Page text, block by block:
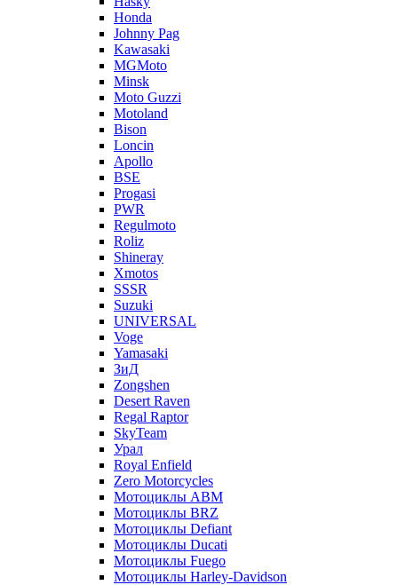
Honda
Johnny Pag
Kawasaki
MGMoto
Minsk
Moto Guzzi
Motoland
Bison
Loncin
Apollo
BSE
Progasi
PWR
Regulmoto
Roliz
Shineray
Xmotos
SSSR
Suzuki
UNIVERSAL
Voge
Yamasaki
ЗиД
Zongshen
Desert Raven
Regal Raptor
SkyTeam
Урал
Royal Enfield
Zero Motorcycles
Мотоциклы ABM
Мотоциклы BRZ
Мотоциклы Defiant
Мотоциклы Ducati
Мотоциклы Fuego
Мотоциклы Harley-Davidson